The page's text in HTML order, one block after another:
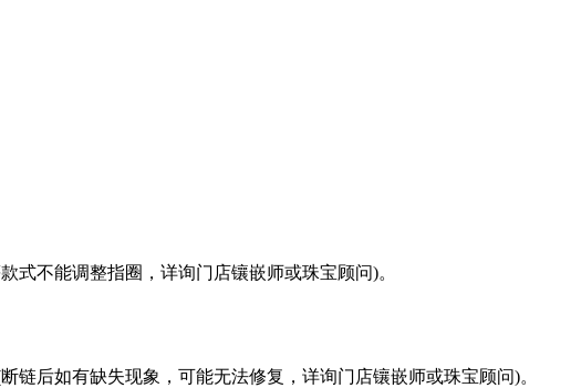
式不能调整指圈，详询门店镶嵌师或珠宝顾问)。
链后如有缺失现象，可能无法修复，详询门店镶嵌师或珠宝顾问)。